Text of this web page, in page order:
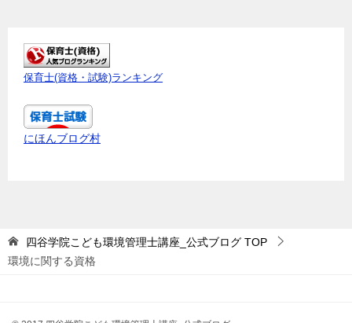
保育士(資格・試験)ランキング
にほんブログ村
四谷学院こども環境管理士講座_公式ブログ TOP
環境に関する資格